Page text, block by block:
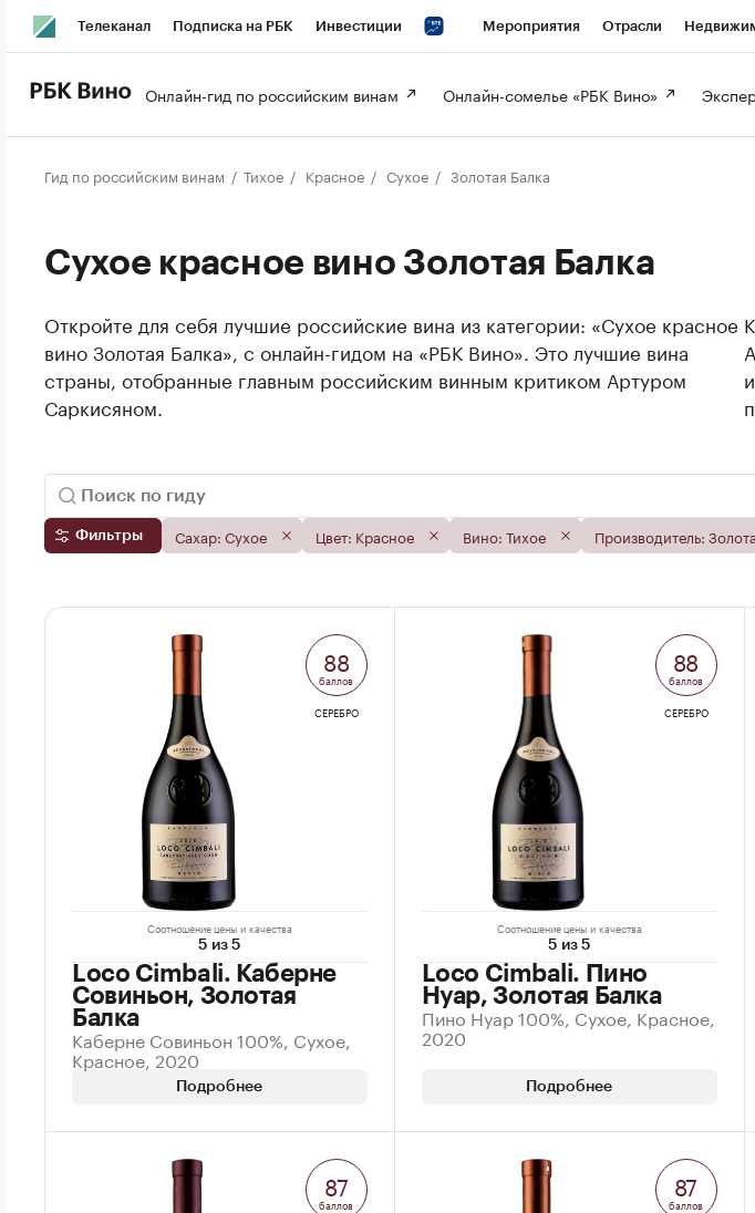
Телеканал Подписка на РБК Инвестиции Мероприятия Отрасли
РБК Вино
Онлайн-гид по российским винам Онлайн-сомелье «РБК Вино»
Гид по российским винам Тихое Красное Сухое Золотая Балка
Сухое красное вино Золотая Балка
Откройте для себя лучшие российские вина из категории: «Сухое красное
вино Золотая Балка», с онлайн-гидом на «РБК Вино». Это лучшие вина
страны, отобранные главным российским винным критиком Артуром
Саркисяном.
Фильтры Сахар: Сухое Цвет: Красное Вино: Тихое Производитель:
Соотношение цены и качества
5 из 5
Loco Cimbali. Каберне
Совиньон, Золотая
Балка
Каберне Совиньон 100%, Сухое,
Красное, 2020
Подробнее
88
баллов
СЕРЕБРО
Соотношение цены и качества
5 из 5
Loco Cimbali. Пино
Нуар, Золотая Балка
Пино Нуар 100%, Сухое, Красное,
2020
Подробнее
88
баллов
СЕРЕБРО
87
баллов
87
баллов